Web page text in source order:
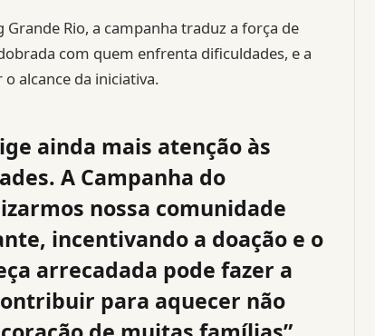
Rio, a campanha traduz a força de
com quem enfrenta dificuldades, e a
alcance da iniciativa.
ainda mais atenção às
A Campanha do
nossa comunidade
incentivando a doação e o
arrecadada pode fazer a
para aquecer não